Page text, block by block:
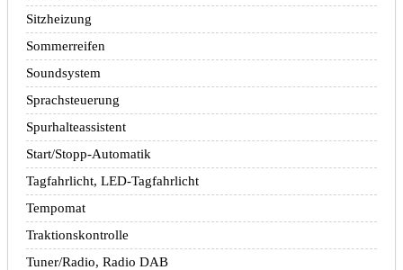
Sitzheizung
Sommerreifen
Soundsystem
Sprachsteuerung
Spurhalteassistent
Start/Stopp-Automatik
Tagfahrlicht, LED-Tagfahrlicht
Tempomat
Traktionskontrolle
Tuner/Radio, Radio DAB